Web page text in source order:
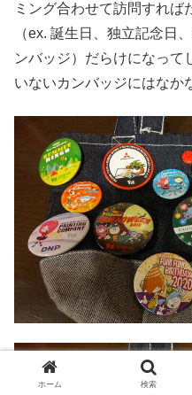
ミング合わせて訪問すれば
（ex. 誕生日、独立記念日
ンバッジ）だらけになって
いないカンバッジにはなか
ホーム 検索